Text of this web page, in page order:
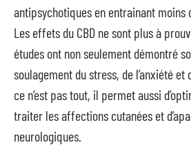
antipsychotiques en entrainant moins
Les effets du CBD ne sont plus à
études ont non seulement démontré
soulagement du stress, de l’anxiété et
ce n’est pas tout, il permet aussi
traiter les affections cutanées et
neurologiques.